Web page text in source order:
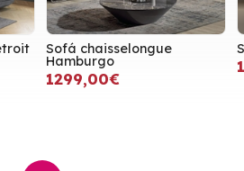
Sofá chaisselongue
Hamburgo
1299,00€